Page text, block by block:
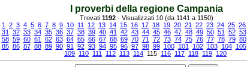
I proverbi della regione Campania
Trovati 1192- Visualizzati 10 (da 1141 a 1150)
1
2 3 4 5 6 7 8 9 10 11 12 13 14 15 16 17 18 19 20 21 22 23 24 25 26
31
32 33 34 35 36 37 38 39 40 41 42 43 44 45 46 47 48 49 50 51 52 53
58 59 60 61 62 63 64 65 66 67 68 69 70 71 72 73 74 75 76 77 78 79 80
85 86 87 88 89 90 91 92 93 94 95 96 97 98 99 100 101 102 103 104 105
109 110 111 112 113 114 115 116 117 118 119 120